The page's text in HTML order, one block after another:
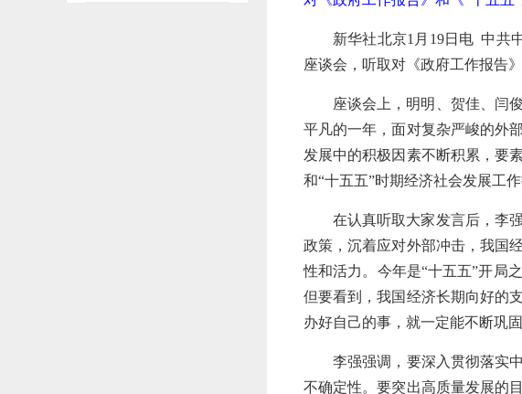
新华社北京1月19日电 中共
座谈会，听取对《政府工作报告
座谈会上，明明、贺佳、闫
平凡的一年，面对复杂严峻的外
发展中的积极因素不断积累，要
和“十五五”时期经济社会发展工
在认真听取大家发言后，李
政策，沉着应对外部冲击，我国
性和活力。今年是“十五五”开局
但要看到，我国经济长期向好的
办好自己的事，就一定能不断巩
李强强调，要深入贯彻落实
不确定性。要突出高质量发展的